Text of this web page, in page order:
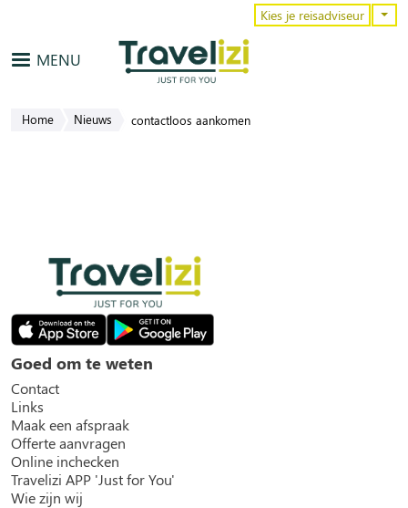
Overslaan en naar de inhoud gaan
MENU
Kies je reisadviseur
Home Nieuws contactloos aankomen
Goed om te weten
Contact
Links
Maak een afspraak
Offerte aanvragen
Online inchecken
Travelizi APP 'Just for You'
Wie zijn wij